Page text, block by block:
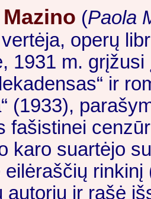
(Paola
operų
1931 m.
ir
(1933),
fašistinei
karo suartėjo
eilėraščių
autorių ir rašė